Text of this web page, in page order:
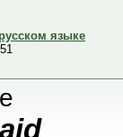
языке